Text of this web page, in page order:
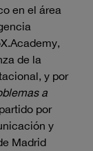
en el área
de la
y por
a
por
y
Madrid